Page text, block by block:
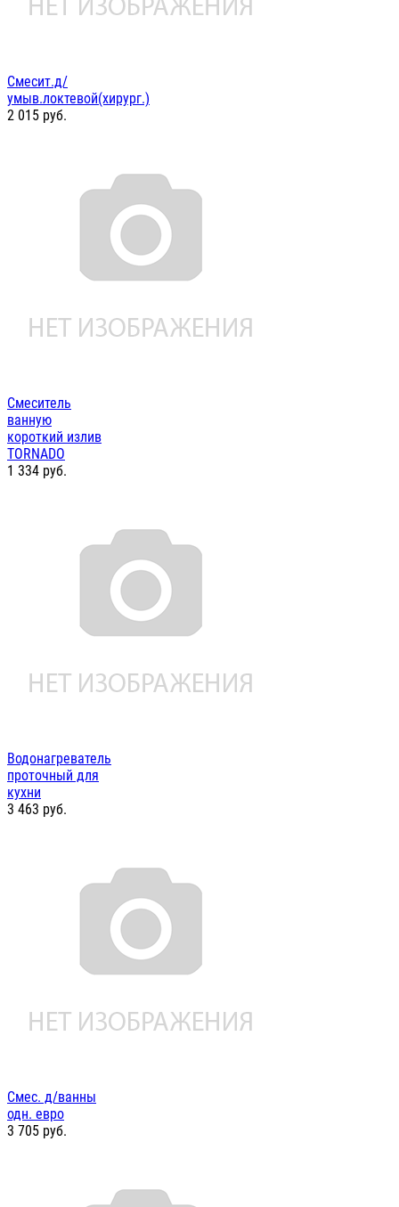
Смесит.д/
умыв.локтевой(хирург.)
2 015 руб.
Смеситель
ванную
короткий излив
TORNADO
1 334 руб.
Водонагреватель
проточный для
кухни
3 463 руб.
Смес. д/ванны
одн. евро
3 705 руб.